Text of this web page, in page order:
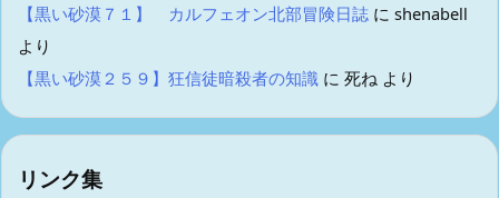
【黒い砂漠７１】 カルフェオン北部冒険日誌 に shenabell
より
【黒い砂漠２５９】狂信徒暗殺者の知識 に 死ね より
リンク集